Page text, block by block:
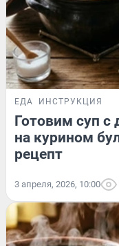
ЕДА ИНСТРУКЦИЯ
Готовим суп
на курином
рецепт
3 апреля, 2026, 10:00